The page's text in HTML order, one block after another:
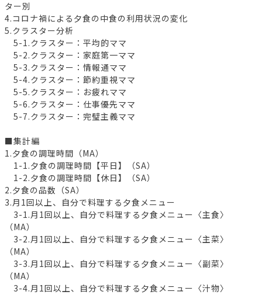
ター別
4.コロナ禍による夕食の中食の利用状況の変化
5.クラスター分析
5-1.クラスター：平均的ママ
5-2.クラスター：家庭第一ママ
5-3.クラスター：情報通ママ
5-4.クラスター：節約重視ママ
5-5.クラスター：お疲れママ
5-6.クラスター：仕事優先ママ
5-7.クラスター：完璧主義ママ
■集計編
1.夕食の調理時間（MA）
1-1.夕食の調理時間【平日】（SA）
1-2.夕食の調理時間【休日】（SA）
2.夕食の品数（SA）
3.月1回以上、自分で料理する夕食メニュー
3-1.月1回以上、自分で料理する夕食メニュー〈主食〉
（MA）
3-2.月1回以上、自分で料理する夕食メニュー〈主菜〉
（MA）
3-3.月1回以上、自分で料理する夕食メニュー〈副菜〉
（MA）
3-4.月1回以上、自分で料理する夕食メニュー〈汁物〉